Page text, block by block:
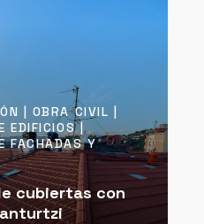
| OBRA CIVIL |
EDIFICIOS |
FACHADAS Y
cubiertas con